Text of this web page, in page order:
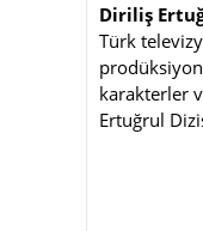
Diriliş
Türk
karakterler
Ertuğrul